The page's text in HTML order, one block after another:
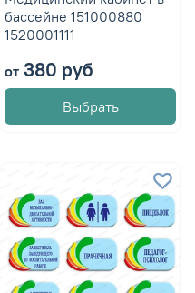
бассейне 151000880
1520001111
от380 руб
Выбрать